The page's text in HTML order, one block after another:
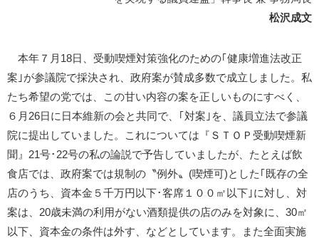
松沢成文
本年７月18日、受動喫煙対策強化のための｢健康増進法改正
案｣が参議院で採決され、政府案が賛成多数で成立しました。私
たち希望の党では、この甘い内容の案を正しいものにすべく、
６月26日に日本維新の会と共同で、｢対案｣を、議員立法で参議
院に提出していました。これについては『ＳＴＯＰ受動喫煙新
聞』21号･22号の私の論説で予告していましたが、たとえば飲
食店では、政府案では規制の〝例外〟(喫煙可)とした｢既存の全
店のうち、資本金５千万円以下･客席１００㎡以下｣に対し、対
案は、20歳未満の利用がない酒類提供の店のみを対象に、30㎡
以下、資本金の条件は外す、などとしています。また全面実施